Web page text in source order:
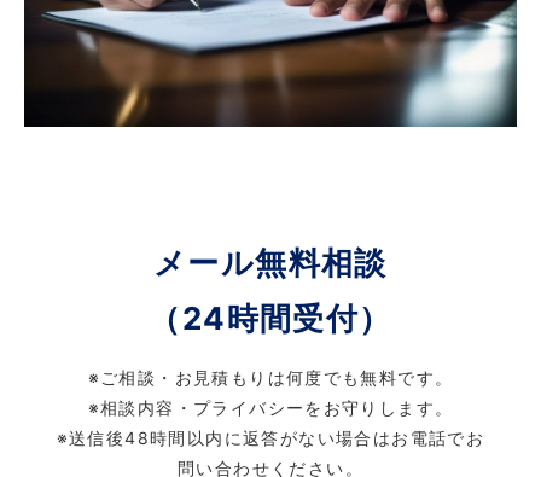
メール無料相談
（24時間受付）
※ご相談・お見積もりは何度でも無料です。
※相談内容・プライバシーをお守りします。
※送信後48時間以内に返答がない場合はお電話でお
問い合わせください。